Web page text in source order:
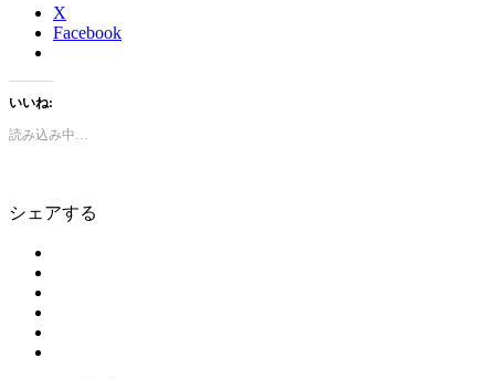
X
Facebook
いいね:
読み込み中…
シェアする